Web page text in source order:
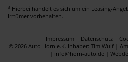
3 Hierbei handelt es sich um ein Leasing-
Irrtümer vorbehalten.
Impressum Datenschutz
© 2026 Auto Horn e.K. Inhaber: Tim Wulf |
| info@horn-auto.de |